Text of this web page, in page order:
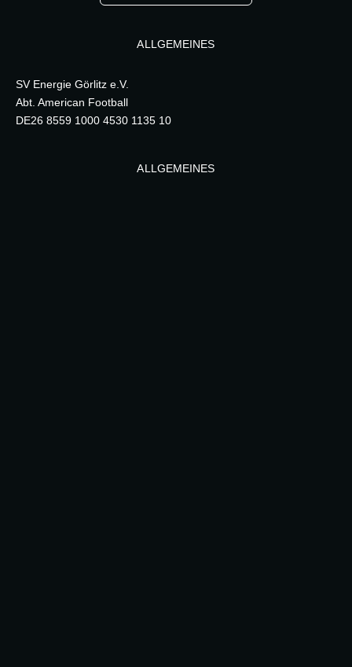
ALLGEMEINES
SV Energie Görlitz e.V.
Abt. American Football
DE26 8559 1000 4530 1135 10
ALLGEMEINES